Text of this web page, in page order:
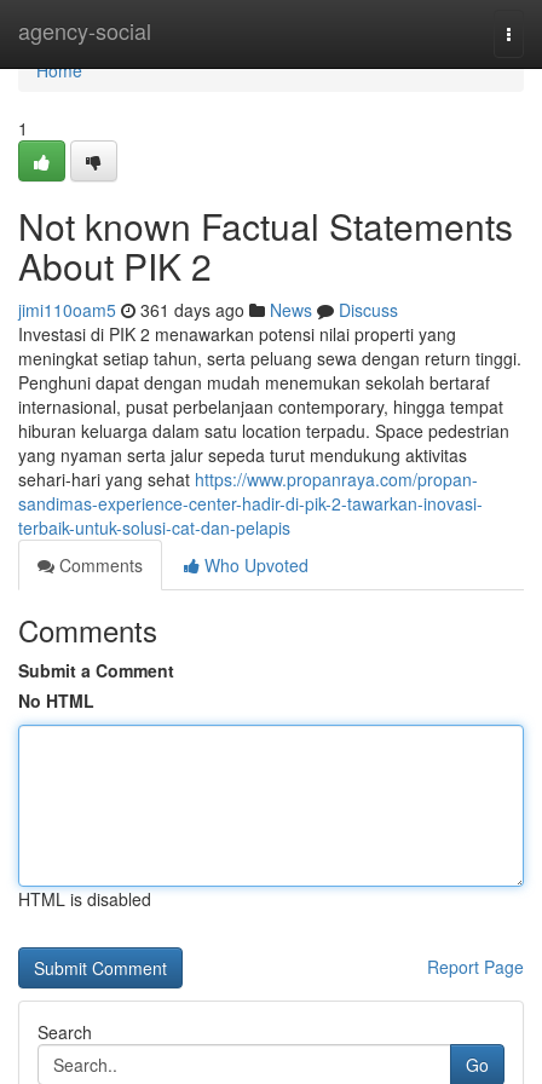
agency-social
Home
Home
1
Not known Factual Statements
About PIK 2
jimi110oam5 361 days ago News
Discuss
Investasi di PIK 2 menawarkan potensi nilai properti yang
meningkat setiap tahun, serta peluang sewa dengan return tinggi.
Penghuni dapat dengan mudah menemukan sekolah bertaraf
internasional, pusat perbelanjaan contemporary, hingga tempat
hiburan keluarga dalam satu location terpadu. Space pedestrian
yang nyaman serta jalur sepeda turut mendukung aktivitas
sehari-hari yang sehat https://www.propanraya.com/propan-
sandimas-experience-center-hadir-di-pik-2-tawarkan-inovasi-
terbaik-untuk-solusi-cat-dan-pelapis
Comments
Who Upvoted
Comments
Submit a Comment
No HTML
HTML is disabled
Report Page
Search
Go